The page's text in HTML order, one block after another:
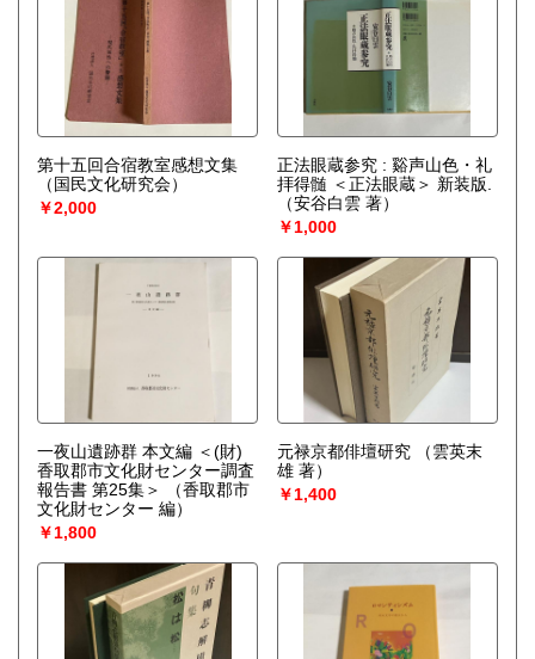
第十五回合宿教室感想文集
（国民文化研究会）
￥2,000
正法眼蔵参究 : 谿声山色・礼
拝得髄 ＜正法眼蔵＞ 新装版.
（安谷白雲 著）
￥1,000
一夜山遺跡群 本文編 ＜(財)
香取郡市文化財センター調査
報告書 第25集＞
（香取郡市
文化財センター 編）
￥1,800
元禄京都俳壇研究
（雲英末
雄 著）
￥1,400